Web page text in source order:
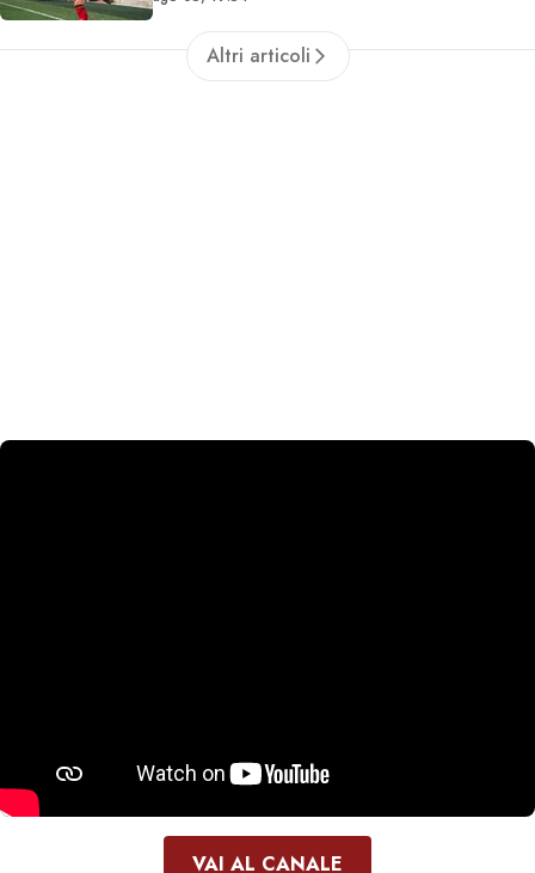
Altri articoli
VAI AL CANALE